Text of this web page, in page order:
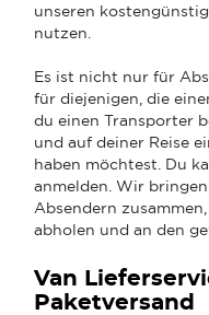
unseren
nutzen.
Es ist nicht nur für
für diejenigen, die
du einen Transporter
und auf deiner Reise
haben möchtest. Du
anmelden. Wir
Absendern
abholen und an den
Van
Paketversand